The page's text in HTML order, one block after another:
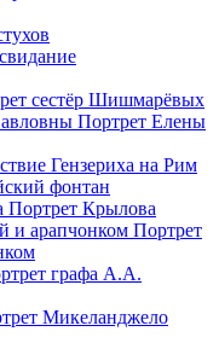
сестёр Шишмарёвых
Портрет Елены
Гензериха на Рим
фонтан
Портрет Крылова
Портрет
графа А.А.
Микеланджело